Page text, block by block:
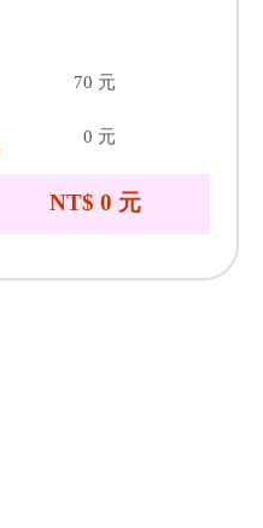
70 元
0 元
NT$ 0 元